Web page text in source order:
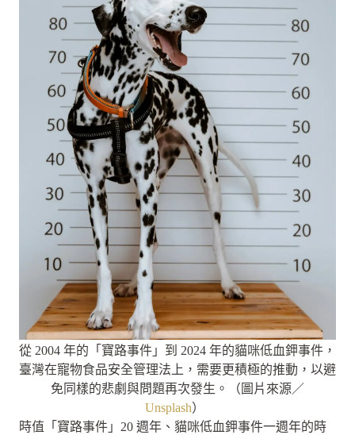
從 2004 年的「寶路事件」到 2024 年的貓咪低血鉀事件，
臺灣在寵物食品安全管理法上，需要更積極的推動，以避
免同樣的悲劇與問題再次發生。（圖片來源／
Unsplash）
時值「寶路事件」20 週年、貓咪低血鉀事件一週年的時